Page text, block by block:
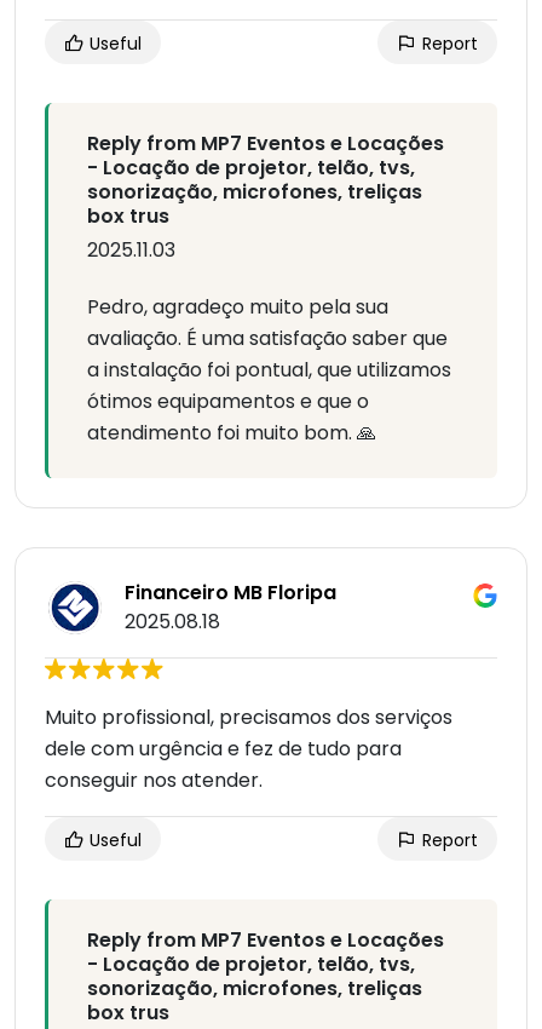
Useful Report
Reply from MP7 Eventos e Locações
- Locação de projetor, telão, tvs,
sonorização, microfones, treliças
box trus
2025.11.03
Pedro, agradeço muito pela sua
avaliação. É uma satisfação saber que
a instalação foi pontual, que utilizamos
ótimos equipamentos e que o
atendimento foi muito bom. 🙏
Financeiro MB Floripa
2025.08.18
Muito profissional, precisamos dos serviços
dele com urgência e fez de tudo para
conseguir nos atender.
Useful Report
Reply from MP7 Eventos e Locações
- Locação de projetor, telão, tvs,
sonorização, microfones, treliças
box trus